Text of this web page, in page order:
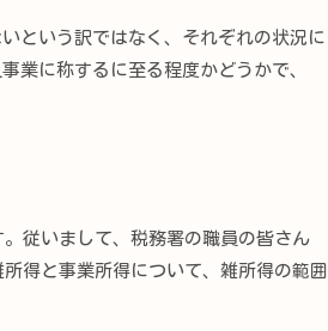
いう訳ではなく、それぞれの状況に
業に称するに至る程度かどうかで、
従いまして、税務署の職員の皆さん
得と事業所得について、雑所得の範囲